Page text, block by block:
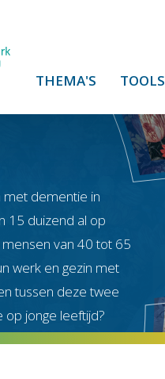
THEMA'S TOOLS
dementie in
15 duizend al op
van 40 tot 65
werk en gezin met
tussen deze twee
jonge leeftijd?